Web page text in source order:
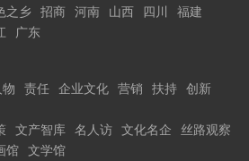
之乡 招商 河南 山西 四川
福建
广东
物 责任 企业文化 营销 扶持
创新
文产智库 名人访 文化名企
丝路观察
馆 文学馆